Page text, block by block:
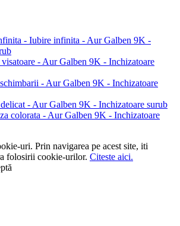
- Iubire infinita - Aur Galben 9K -
- Aur Galben 9K - Inchizatoare
- Aur Galben 9K - Inchizatoare
- Aur Galben 9K - Inchizatoare surub
colorata - Aur Galben 9K - Inchizatoare
uri. Prin navigarea pe acest site, iti
folosirii cookie-urilor. Citeste aici.